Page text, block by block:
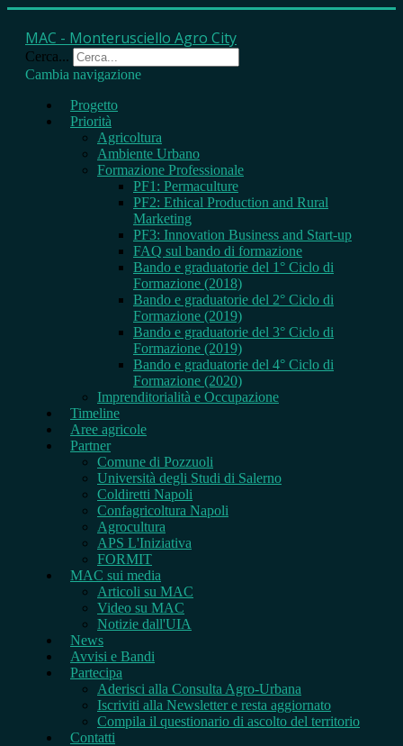
MAC - Monterusciello Agro City
Cerca...
Cambia navigazione
Progetto
Priorità
Agricoltura
Ambiente Urbano
Formazione Professionale
PF1: Permaculture
PF2: Ethical Production and Rural
Marketing
PF3: Innovation Business and Start-up
FAQ sul bando di formazione
Bando e graduatorie del 1° Ciclo di
Formazione (2018)
Bando e graduatorie del 2° Ciclo di
Formazione (2019)
Bando e graduatorie del 3° Ciclo di
Formazione (2019)
Bando e graduatorie del 4° Ciclo di
Formazione (2020)
Imprenditorialità e Occupazione
Timeline
Aree agricole
Partner
Comune di Pozzuoli
Università degli Studi di Salerno
Coldiretti Napoli
Confagricoltura Napoli
Agrocultura
APS L'Iniziativa
FORMIT
MAC sui media
Articoli su MAC
Video su MAC
Notizie dall'UIA
News
Avvisi e Bandi
Partecipa
Aderisci alla Consulta Agro-Urbana
Iscriviti alla Newsletter e resta aggiornato
Compila il questionario di ascolto del territorio
Contatti